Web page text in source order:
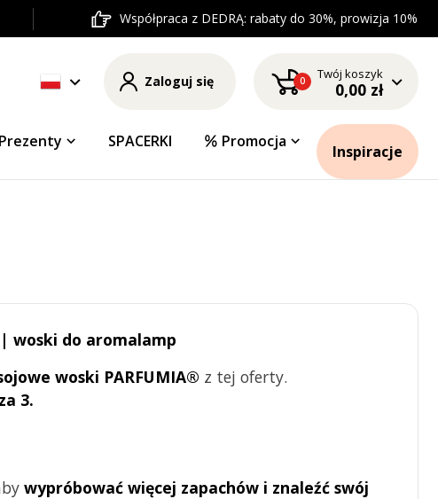
Współpraca z DEDRĄ: rabaty do 30%, prowizja 10%
Zaloguj się 0 Twój koszyk
0,00 zł
Prezenty SPACERKI Promocja
Inspiracje
| woski do aromalamp
woski PARFUMIA® z tej oferty.
3.
wypróbować więcej zapachów i znaleźć swój